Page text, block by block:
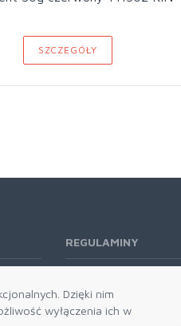
Dzięki nim
wyłączenia ich w
SZCZEGÓŁY
REGULAMINY